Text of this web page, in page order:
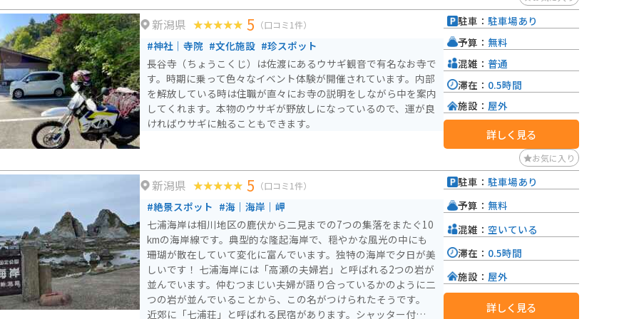
新潟県 5 （口コミ1件）
#神社｜寺院 #文化施設 #珍スポット
長谷寺（ちょうこくじ）は佐渡にあるウサギ観音で有名なお寺で
す。時期に乗って色々なイベント体験が開催されています。内部
を解放している時は住職が直々にお寺の説明をしながら中を案内
してくれます。本物のウサギが野放しになっているので、運が良
ければウサギに触ることもできます。
駐車： 駐車場あり
予算： 無料
混雑： 普通
滞在： 0.5時間
施設： 屋外
詳しく見る
お気に入り
新潟県 5 （口コミ1件）
#絶景スポット #海｜海岸｜岬
七浦海岸は相川地区の鹿伏から二見までの7つの集落をまたぐ10
kmの海岸線です。典型的な隆起海岸で、穏やかな風光の中にも
珊瑚が散在していて変化に富んでいます。独特の海岸で夕日が美
しいです！ 七浦海岸には「高瀬の夫婦岩」と呼ばれる2つの岩が
並んでいます。仲むつまじい夫婦が語り合っているかのように二
つの岩が並んでいることから、この名がつけられたそうです。
近郊に「七浦荘」と呼ばれる民宿があります。シャッター付屋根
駐車： 駐車場あり
予算： 無料
混雑： 空いている
滞在： 0.5時間
施設： 屋外
詳しく見る